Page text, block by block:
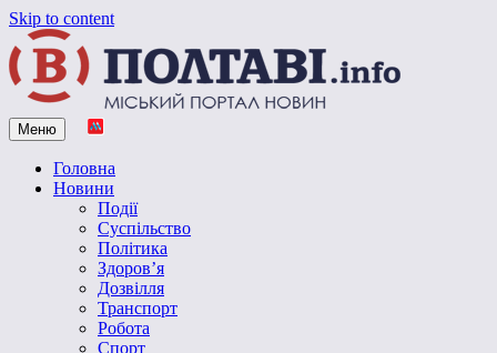
Skip to content
Vpoltave.info
Полтавський портал новин
Меню
Головна
Новини
Події
Суспільство
Політика
Здоров’я
Дозвілля
Транспорт
Робота
Спорт